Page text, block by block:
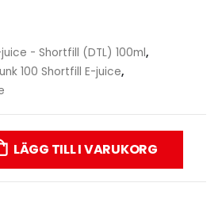
- Shortfill (DTL) 100ml,
100 Shortfill E-juice,
LÄGG TILL I VARUKORG